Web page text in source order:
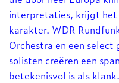
interpretaties, krijgt het
karakter. WDR
Orchestra en een
solisten creëren een
betekenisvol is als klank.